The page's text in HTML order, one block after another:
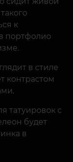
к
портфолио
в стиле
контрастом
татуировок с
будет
в